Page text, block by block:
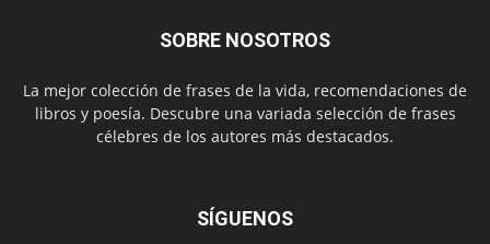
SOBRE NOSOTROS
La mejor colección de frases de la vida, recomendaciones de
libros y poesía. Descubre una variada selección de frases
célebres de los autores más destacados.
SÍGUENOS